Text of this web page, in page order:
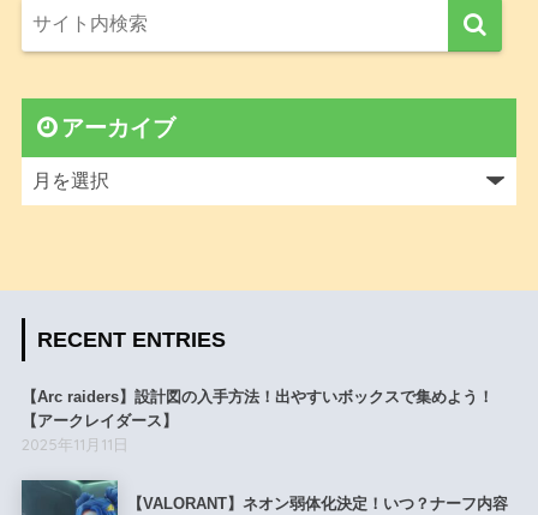
アーカイブ
RECENT ENTRIES
【Arc raiders】設計図の入手方法！出やすいボックスで集めよう！
【アークレイダース】
2025年11月11日
【VALORANT】ネオン弱体化決定！いつ？ナーフ内容